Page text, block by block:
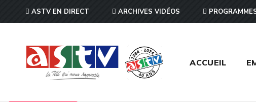
ASTV EN DIRECT ARCHIVES VIDÉOS
ACCUEIL